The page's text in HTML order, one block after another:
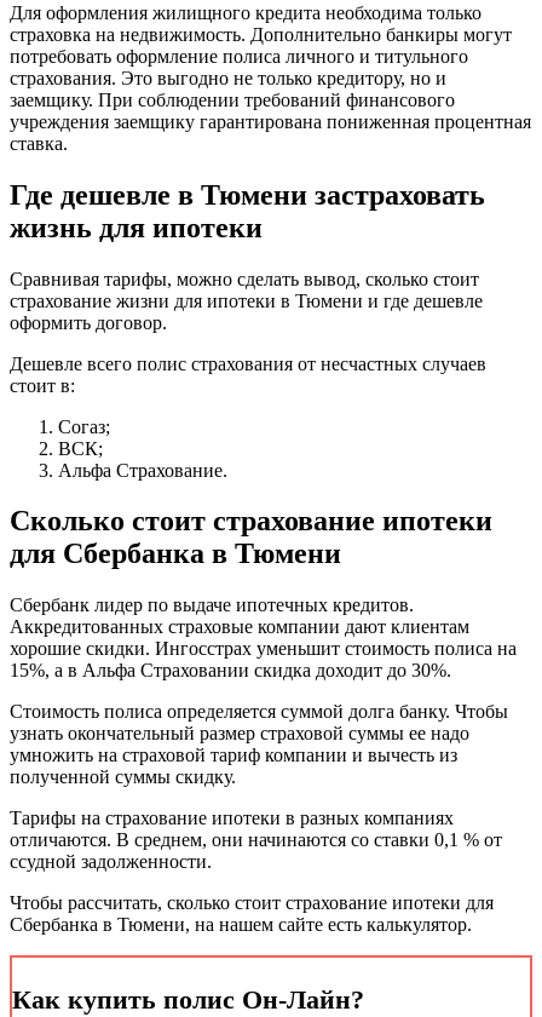
Для оформления жилищного кредита необходима только
страховка на недвижимость. Дополнительно банкиры могут
потребовать оформление полиса личного и титульного
страхования. Это выгодно не только кредитору, но и
заемщику. При соблюдении требований финансового
учреждения заемщику гарантирована пониженная процентная
ставка.
Где дешевле в Тюмени застраховать
жизнь для ипотеки
Сравнивая тарифы, можно сделать вывод, сколько стоит
страхование жизни для ипотеки в Тюмени и где дешевле
оформить договор.
Дешевле всего полис страхования от несчастных случаев
стоит в:
Согаз;
ВСК;
Альфа Страхование.
Сколько стоит страхование ипотеки
для Сбербанка в Тюмени
Сбербанк лидер по выдаче ипотечных кредитов.
Аккредитованных страховые компании дают клиентам
хорошие скидки. Ингосстрах уменьшит стоимость полиса на
15%, а в Альфа Страховании скидка доходит до 30%.
Стоимость полиса определяется суммой долга банку. Чтобы
узнать окончательный размер страховой суммы ее надо
умножить на страховой тариф компании и вычесть из
полученной суммы скидку.
Тарифы на страхование ипотеки в разных компаниях
отличаются. В среднем, они начинаются со ставки 0,1 % от
ссудной задолженности.
Чтобы рассчитать, сколько стоит страхование ипотеки для
Сбербанка в Тюмени, на нашем сайте есть калькулятор.
Как купить полис Он-Лайн?